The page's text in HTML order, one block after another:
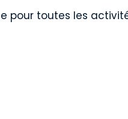
pour toutes les